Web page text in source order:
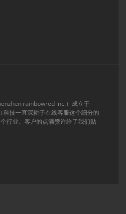
rainbowred inc.）成立于
技一直深耕于在线客服这个细分的
行业。客户的点滴赞许给了我们贴